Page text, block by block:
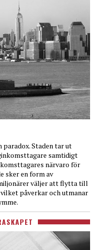
paradox. Staden tar ut
samtidigt
närvaro för
sker en form av
väljer att flytta till
påverkar och utmanar